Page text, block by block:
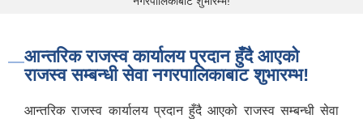
आन्तरिक राजस्व कार्यालय प्रदान हुँदै आएको
राजस्व सम्बन्धी सेवा नगरपालिकाबाट शुभारम्भ!
आन्तरिक राजस्व कार्यालय प्रदान हुँदै आएको राजस्व सम्बन्धी सेवा